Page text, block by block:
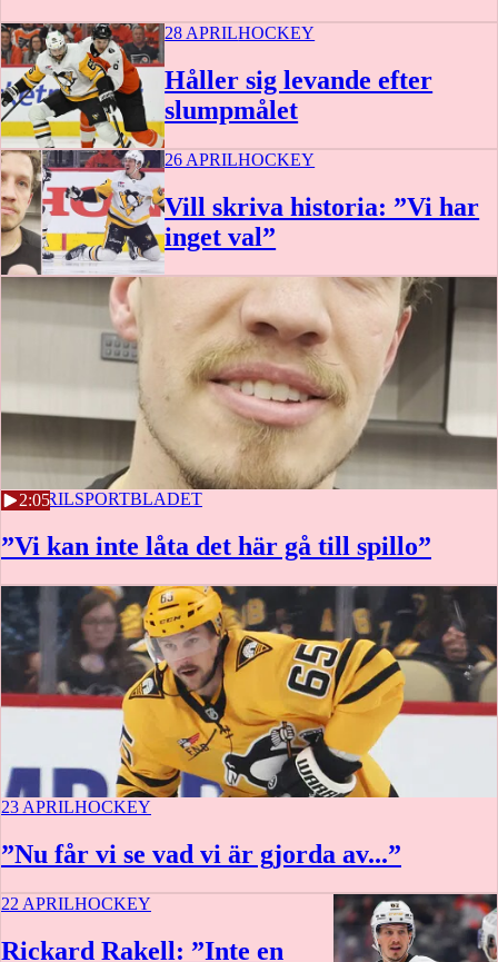
28 APRILHOCKEY
Håller sig levande efter
slumpmålet
26 APRILHOCKEY
Vill skriva historia: ”Vi har
inget val”
2:05
26 APRILSPORTBLADET
”Vi kan inte låta det här gå till spillo”
23 APRILHOCKEY
”Nu får vi se vad vi är gjorda av...”
22 APRILHOCKEY
Rickard Rakell: ”Inte en